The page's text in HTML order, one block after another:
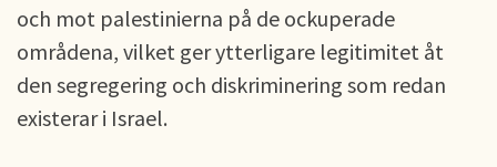
och mot palestinierna på de ockuperade
områdena, vilket ger ytterligare legitimitet åt
den segregering och diskriminering som redan
existerar i Israel.